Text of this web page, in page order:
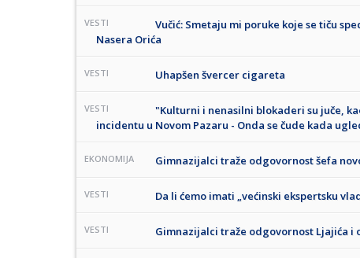
VESTI
Vučić: Smetaju mi poruke koje se tiču
Nasera Orića
VESTI Uhapšen švercer cigareta
VESTI
"Kulturni i nenasilni blokaderi su juče,
incidentu u Novom Pazaru - Onda se čude kada
EKONOMIJA Gimnazijalci traže odgovornost šefa
VESTI Da li ćemo imati „većinski ekspertsku
VESTI Gimnazijalci traže odgovornost Ljajića i